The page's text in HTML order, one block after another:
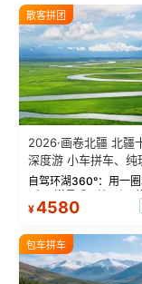
散客拼团
2026·画卷北疆 北疆
深度游 小车拼车、纯
物！
自驾环湖360°：用一
“大西洋最后一滴眼泪”
蓝。 赛湖旅拍：甄选
绝美瞬间。 赛湖坦克
频：专业摄影师...
¥4580
包车拼车